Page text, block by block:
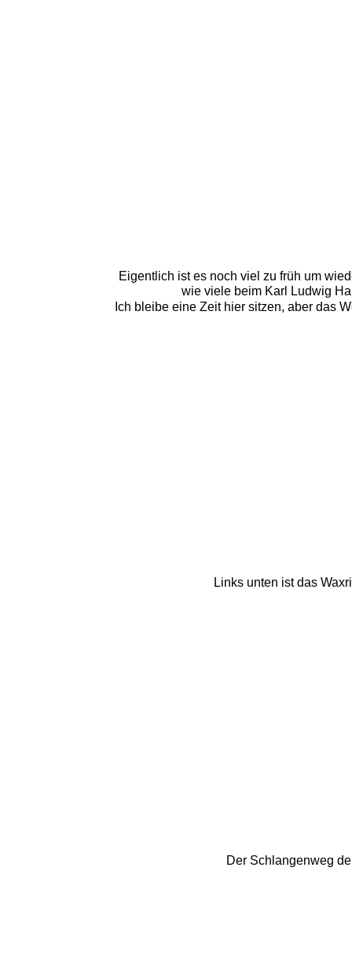
Eigentlich ist es noch viel zu früh um
wie viele beim Karl Ludwig
Ich bleibe eine Zeit hier sitzen, aber das
Links unten ist das
Der Schlangenweg